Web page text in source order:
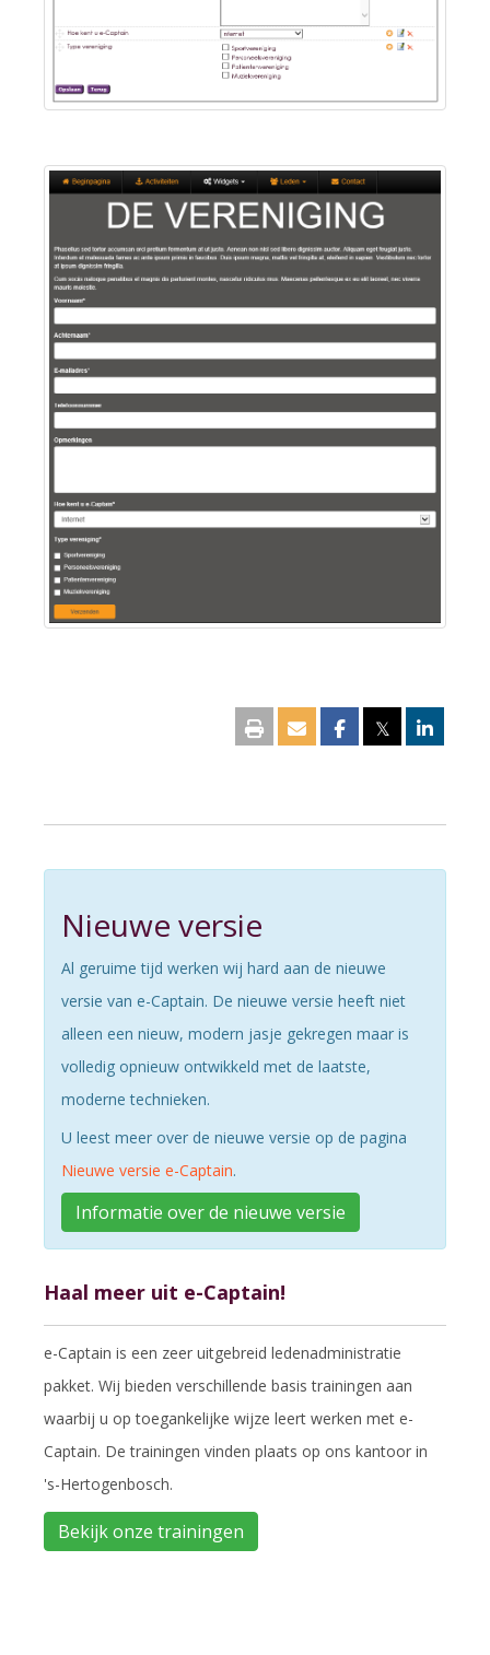
𝕏
Nieuwe versie
Al geruime tijd werken wij hard aan de nieuwe
versie van e-Captain. De nieuwe versie heeft niet
alleen een nieuw, modern jasje gekregen maar is
volledig opnieuw ontwikkeld met de laatste,
moderne technieken.
U leest meer over de nieuwe versie op de pagina
Nieuwe versie e-Captain.
Informatie over de nieuwe versie
Haal meer uit e-Captain!
e-Captain is een zeer uitgebreid ledenadministratie
pakket. Wij bieden verschillende basis trainingen aan
waarbij u op toegankelijke wijze leert werken met e-
Captain. De trainingen vinden plaats op ons kantoor in
's-Hertogenbosch.
Bekijk onze trainingen